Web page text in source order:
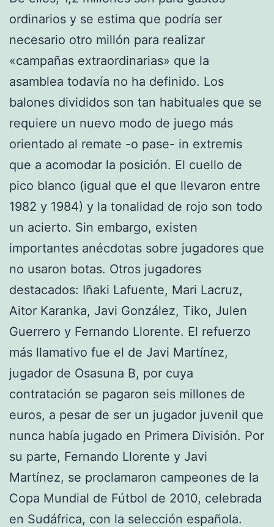
ordinarios y se estima que podría ser
necesario otro millón para realizar
«campañas extraordinarias» que la
asamblea todavía no ha definido. Los
balones divididos son tan habituales que se
requiere un nuevo modo de juego más
orientado al remate -o pase- in extremis
que a acomodar la posición. El cuello de
pico blanco (igual que el que llevaron entre
1982 y 1984) y la tonalidad de rojo son todo
un acierto. Sin embargo, existen
importantes anécdotas sobre jugadores que
no usaron botas. Otros jugadores
destacados: Iñaki Lafuente, Mari Lacruz,
Aitor Karanka, Javi González, Tiko, Julen
Guerrero y Fernando Llorente. El refuerzo
más llamativo fue el de Javi Martínez,
jugador de Osasuna B, por cuya
contratación se pagaron seis millones de
euros, a pesar de ser un jugador juvenil que
nunca había jugado en Primera División. Por
su parte, Fernando Llorente y Javi
Martínez, se proclamaron campeones de la
Copa Mundial de Fútbol de 2010, celebrada
en Sudáfrica, con la selección española.